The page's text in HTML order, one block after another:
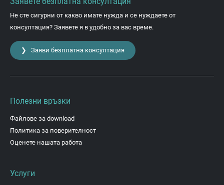
Не сте сигурни от какво имате нужда и се нуждаете от
консултация? Заявете я в удобно за вас време.
❯ Заяви безплатна консултация
Полезни връзки
Файлове за download
Политика за поверителност
Оценете нашата работа
Услуги